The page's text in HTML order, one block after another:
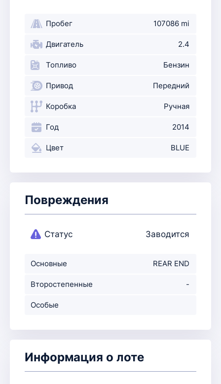
Пробег 107086 mi
Двигатель 2.4
Топливо Бензин
Привод Передний
Коробка Ручная
Год 2014
Цвет BLUE
Повреждения
Статус Заводится
Основные
повреждения
REAR END
Второстепенные
повр-ния
-
Особые
Информация о лоте